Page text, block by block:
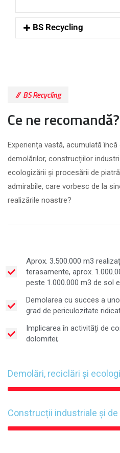
BS Recycling
BS Recycling
Ce ne recomandă?
Experiența vastă, acumulată încă
demolărilor, construcțiilor
ecologizării și procesării de
admirabile, care vorbesc de la
realizările noastre?
Aprox. 3.500.000 m3
terasamente, aprox.
peste 1.000.000 m3 de sol
Demolarea cu succes a
grad de periculozitate
Implicarea în activități de
dolomitei;
Demolări, reciclări și
Construcții industriale și